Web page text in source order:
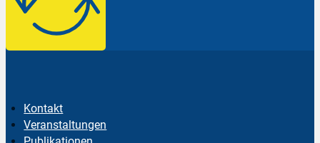
Kontakt
Veranstaltungen